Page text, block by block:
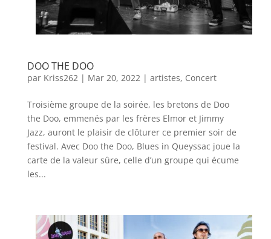
DOO THE DOO
par Kriss262 | Mar 20, 2022 | artistes, Concert
Troisième groupe de la soirée, les bretons de Doo
the Doo, emmenés par les frères Elmor et Jimmy
Jazz, auront le plaisir de clôturer ce premier soir de
festival. Avec Doo the Doo, Blues in Queyssac joue la
carte de la valeur sûre, celle d’un groupe qui écume
les...